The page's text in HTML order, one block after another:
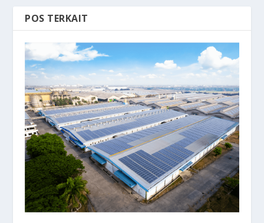
POS TERKAIT